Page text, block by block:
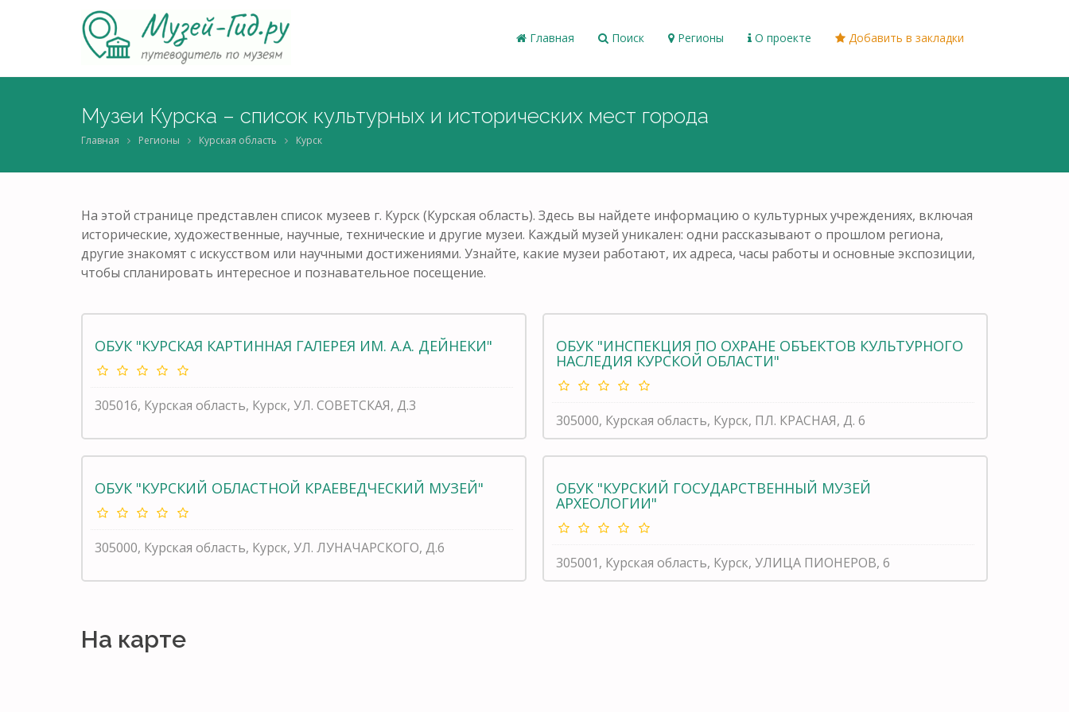
Главная Поиск Регионы О проекте Добавить в закладки
Музеи Курска – список культурных и исторических мест города
Главная Регионы Курская область Курск
На этой странице представлен список музеев г. Курск (Курская область). Здесь вы найдете информацию о культурных учреждениях, включая
исторические, художественные, научные, технические и другие музеи. Каждый музей уникален: одни рассказывают о прошлом региона,
другие знакомят с искусством или научными достижениями. Узнайте, какие музеи работают, их адреса, часы работы и основные экспозиции,
чтобы спланировать интересное и познавательное посещение.
ОБУК "КУРСКАЯ КАРТИННАЯ ГАЛЕРЕЯ ИМ. А.А. ДЕЙНЕКИ"
305016, Курская область, Курск, УЛ. СОВЕТСКАЯ, Д.3
ОБУК "ИНСПЕКЦИЯ ПО ОХРАНЕ ОБЪЕКТОВ КУЛЬТУРНОГО
НАСЛЕДИЯ КУРСКОЙ ОБЛАСТИ"
305000, Курская область, Курск, ПЛ. КРАСНАЯ, Д. 6
ОБУК "КУРСКИЙ ОБЛАСТНОЙ КРАЕВЕДЧЕСКИЙ МУЗЕЙ"
305000, Курская область, Курск, УЛ. ЛУНАЧАРСКОГО, Д.6
ОБУК "КУРСКИЙ ГОСУДАРСТВЕННЫЙ МУЗЕЙ
АРХЕОЛОГИИ"
305001, Курская область, Курск, УЛИЦА ПИОНЕРОВ, 6
На карте